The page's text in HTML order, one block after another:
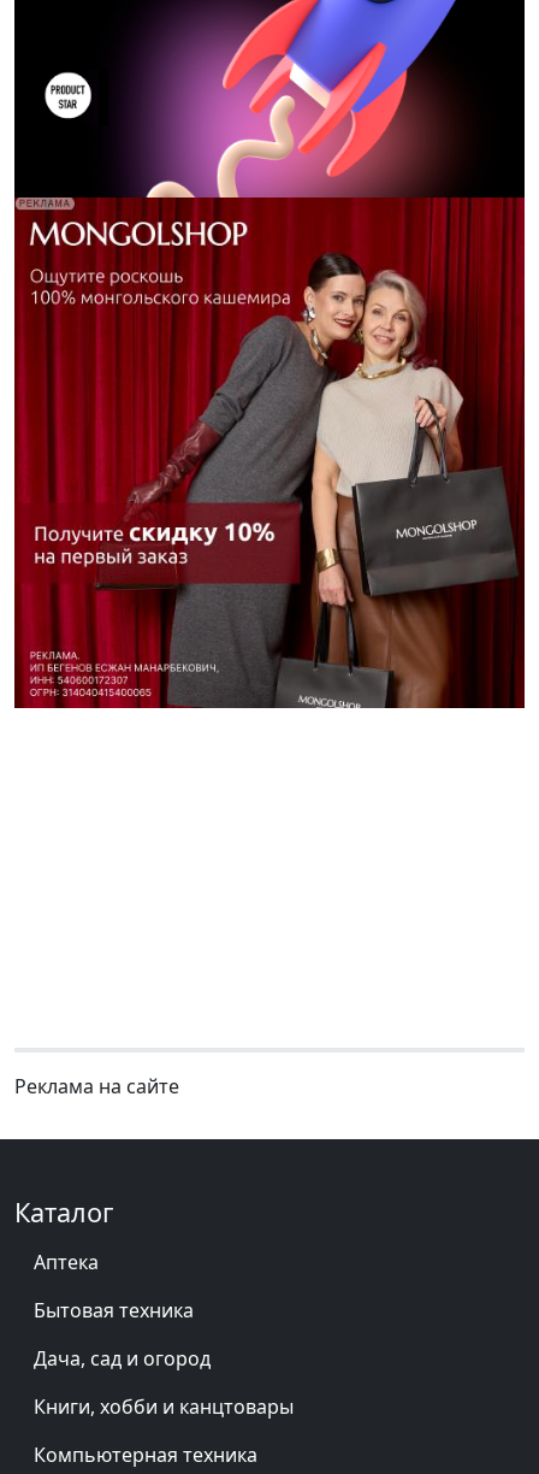
Реклама на сайте
Каталог
Аптека
Бытовая техника
Дача, сад и огород
Книги, хобби и канцтовары
Компьютерная техника